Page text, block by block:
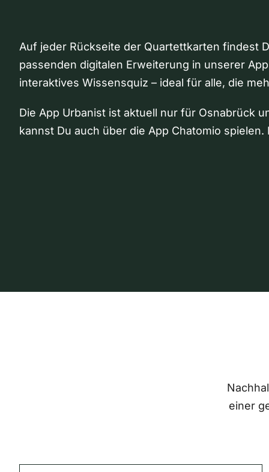
Auf jeder Rückseite der Quartettkarten findest
passenden digitalen Erweiterung in unserer
interaktives Wissensquiz – ideal für alle, die
Die App Urbanist ist aktuell nur für Osnabrück
kannst Du auch über die App Chatomio
einer